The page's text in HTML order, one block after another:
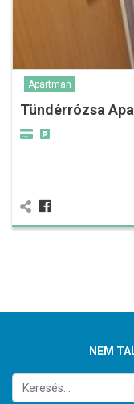
Apartman
Tündérrózsa
NEM